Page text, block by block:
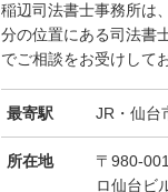
稲辺司法書士事務所は
分の位置にある司法書
でご相談をお受けして
最寄駅 JR・仙台
所在地
〒980-
ロ仙台ビ